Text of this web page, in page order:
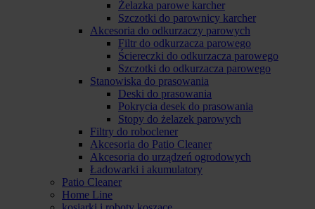
Żelazka parowe karcher
Szczotki do parownicy karcher
Akcesoria do odkurzaczy parowych
Filtr do odkurzacza parowego
Ściereczki do odkurzacza parowego
Szczotki do odkurzacza parowego
Stanowiska do prasowania
Deski do prasowania
Pokrycia desek do prasowania
Stopy do żelazek parowych
Filtry do roboclener
Akcesoria do Patio Cleaner
Akcesoria do urządzeń ogrodowych
Ładowarki i akumulatory
Patio Cleaner
Home Line